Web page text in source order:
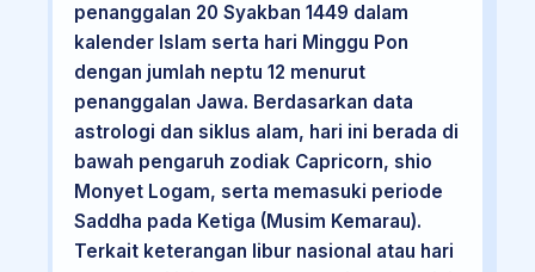
penanggalan 20 Syakban 1449 dalam
kalender Islam serta hari Minggu Pon
dengan jumlah neptu 12 menurut
penanggalan Jawa. Berdasarkan data
astrologi dan siklus alam, hari ini berada di
bawah pengaruh zodiak Capricorn, shio
Monyet Logam, serta memasuki periode
Saddha pada Ketiga (Musim Kemarau).
Terkait keterangan libur nasional atau hari